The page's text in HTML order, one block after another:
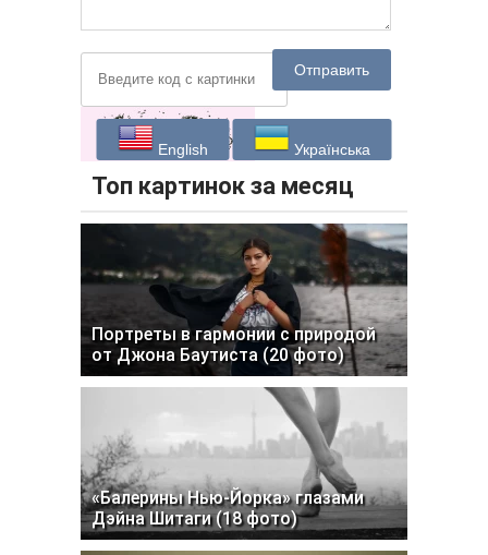
Отправить
English Українська
Топ картинок за месяц
Портреты в гармонии с природой
от Джона Баутиста (20 фото)
«Балерины Нью-Йорка» глазами
Дэйна Шитаги (18 фото)